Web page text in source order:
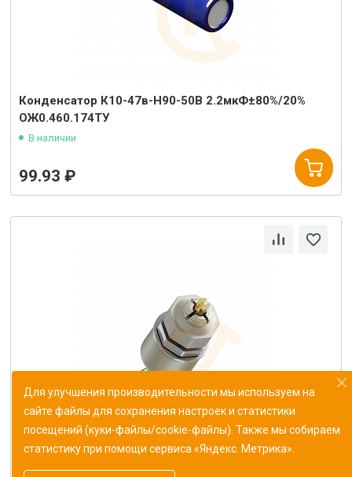
Конденсатор К10-47в-Н90-50В 2.2мкФ±80%/20%
ОЖ0.460.174ТУ
В наличии
99.93 ₽
Резистор переменный СП5-20ВА-2 10кОм±10%
ОЖ0.468.540 ТУ
Для улучшения производительности мы используем на
сайте файлы для сохранения настроек и статистики
посещений (куки-файлы/cookie-файлы). Также мы собираем
статистику при помощи сервиса «Яндекс. Метрика».